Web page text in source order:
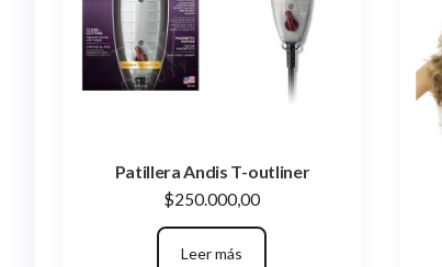
Patillera Andis T-outliner
$250.000,00
Leer más